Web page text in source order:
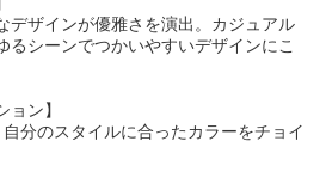
デザインが優雅さを演出。カジュアル
るシーンでつかいやすいデザインにこ
ョン】
分のスタイルに合ったカラーをチョイ